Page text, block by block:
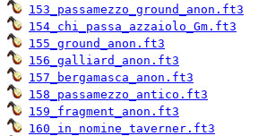
153_passamezzo_ground_anon.ft3
154_chi_passa_azzaiolo_Gm.ft3
155_ground_anon.ft3
156_galliard_anon.ft3
157_bergamasca_anon.ft3
158_passamezzo_antico.ft3
159_fragment_anon.ft3
160_in_nomine_taverner.ft3